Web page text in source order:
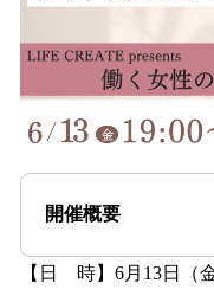
開催概要
【日 時】6月13日（